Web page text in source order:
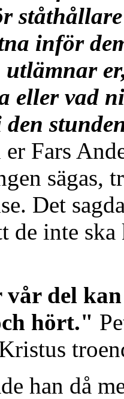
inför
utlämnar
eller vad
den
er Fars
sägas,
Det
de inte
del
hört."
han då